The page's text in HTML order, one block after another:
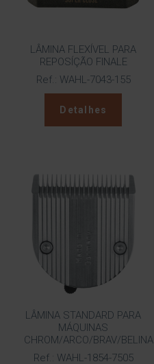
LÂMINA FLEXÍVEL PARA
REPOSÍÇÃO FINALE
Ref.: WAHL-7043-155
Detalhes
LÂMINA STANDARD PARA
MÁQUINAS
CHROM/ARCO/BRAV/BELINA
Ref.: WAHL-1854-7505